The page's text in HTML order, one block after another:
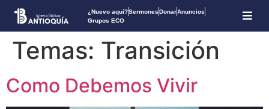
¿Nuevo aquí?Sermones DonarAnuncios
Grupos ECO
Temas: Transición
Como Debemos Vivir